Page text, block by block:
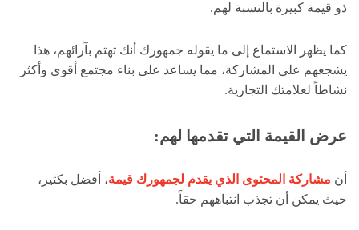
ذو قيمة كبيرة بالنسبة لهم.
كما يظهر الاستماع إلى ما يقوله جمهورك أنك تهتم بآرائهم، هذا
يشجعهم على المشاركة، مما يساعد على بناء مجتمع أقوى وأكثر
نشاطاً لعلامتك التجارية.
عرض القيمة التي تقدمها لهم:
أن مشاركة المحتوى الذي يقدم لجمهورك قيمة، أفضل بكثير،
حيث يمكن أن تجذب انتباههم حقاً.